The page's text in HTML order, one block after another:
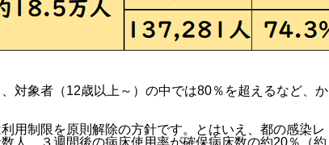
対象者（12歳以上～）の中では80％を超えるなど、か
用制限を原則解除の方針です。とはいえ、都の感染レ
人、３週間後の病床使用率が確保病床数の約20％（約